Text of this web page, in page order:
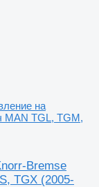
на
MAN TGL, TGM,
Bremse
TGX (2005-